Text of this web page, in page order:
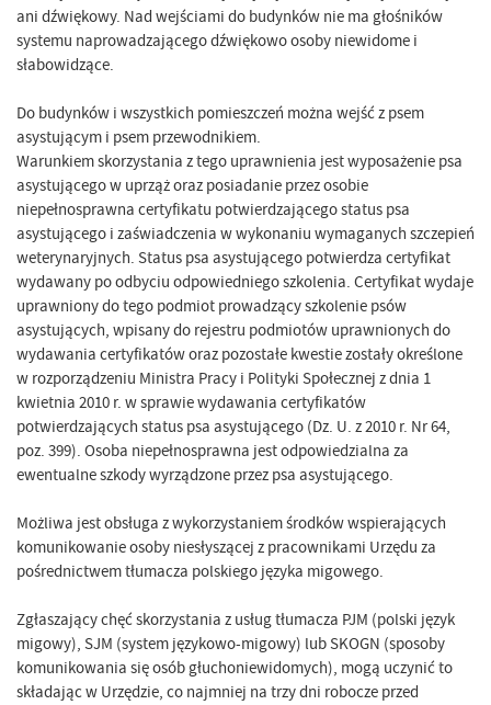
ani dźwiękowy. Nad wejściami do budynków nie ma głośników
systemu naprowadzającego dźwiękowo osoby niewidome i
słabowidzące.
Do budynków i wszystkich pomieszczeń można wejść z psem
asystującym i psem przewodnikiem.
Warunkiem skorzystania z tego uprawnienia jest wyposażenie psa
asystującego w uprząż oraz posiadanie przez osobie
niepełnosprawna certyfikatu potwierdzającego status psa
asystującego i zaświadczenia w wykonaniu wymaganych szczepień
weterynaryjnych. Status psa asystującego potwierdza certyfikat
wydawany po odbyciu odpowiedniego szkolenia. Certyfikat wydaje
uprawniony do tego podmiot prowadzący szkolenie psów
asystujących, wpisany do rejestru podmiotów uprawnionych do
wydawania certyfikatów oraz pozostałe kwestie zostały określone
w rozporządzeniu Ministra Pracy i Polityki Społecznej z dnia 1
kwietnia 2010 r. w sprawie wydawania certyfikatów
potwierdzających status psa asystującego (Dz. U. z 2010 r. Nr 64,
poz. 399). Osoba niepełnosprawna jest odpowiedzialna za
ewentualne szkody wyrządzone przez psa asystującego.
Możliwa jest obsługa z wykorzystaniem środków wspierających
komunikowanie osoby niesłyszącej z pracownikami Urzędu za
pośrednictwem tłumacza polskiego języka migowego.
Zgłaszający chęć skorzystania z usług tłumacza PJM (polski język
migowy), SJM (system językowo-migowy) lub SKOGN (sposoby
komunikowania się osób głuchoniewidomych), mogą uczynić to
składając w Urzędzie, co najmniej na trzy dni robocze przed